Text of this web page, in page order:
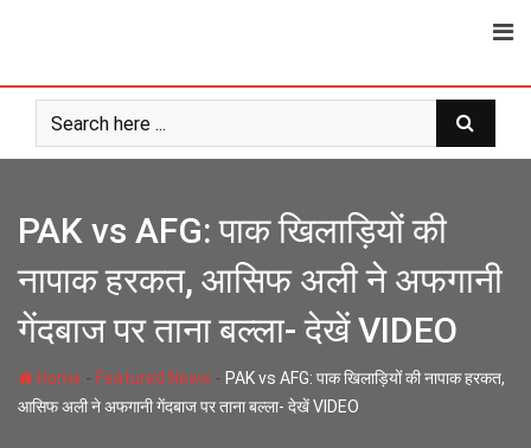
PAK vs AFG: पाक खिलाड़ियों की
नापाक हरकत, आसिफ अली ने अफगानी
गेंदबाज पर ताना बल्ला- देखें VIDEO
Home - Featured News - PAK vs AFG: पाक खिलाड़ियों की नापाक हरकत,
आसिफ अली ने अफगानी गेंदबाज पर ताना बल्ला- देखें VIDEO